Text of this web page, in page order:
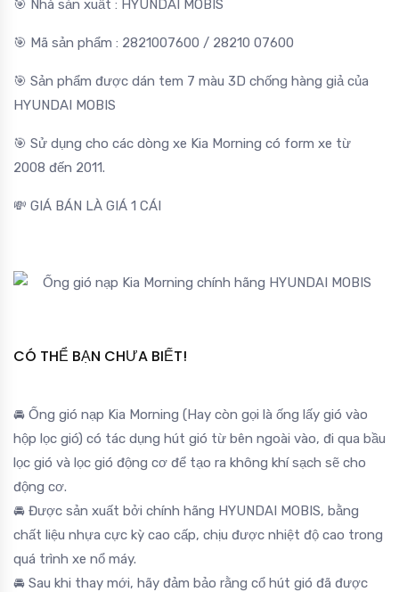
🎯 Nhà sản xuất : HYUNDAI MOBIS
🎯 Mã sản phẩm : 2821007600 / 28210 07600
🎯 Sản phẩm được dán tem 7 màu 3D chống hàng giả của
HYUNDAI MOBIS
🎯 Sử dụng cho các dòng xe Kia Morning có form xe từ
2008 đến 2011.
💸 GIÁ BÁN LÀ GIÁ 1 CÁI
CÓ THỂ BẠN CHƯA BIẾT!
🚘 Ống gió nạp Kia Morning (Hay còn gọi là ống lấy gió vào
hộp lọc gió) có tác dụng hút gió từ bên ngoài vào, đi qua bầu
lọc gió và lọc gió động cơ để tạo ra không khí sạch sẽ cho
động cơ.
🚘 Được sản xuất bởi chính hãng HYUNDAI MOBIS, bằng
chất liệu nhựa cực kỳ cao cấp, chịu được nhiệt độ cao trong
quá trình xe nổ máy.
🚘 Sau khi thay mới, hãy đảm bảo rằng cổ hút gió đã được